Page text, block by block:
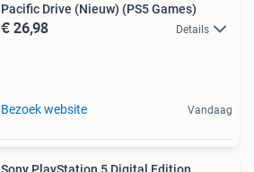
Pacific Drive (Nieuw) (PS5 Games)
€ 26,98 Details
Bezoek website Vandaag